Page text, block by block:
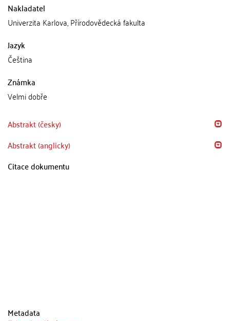
Nakladatel
Univerzita Karlova, Přírodovědecká fakulta
Jazyk
Čeština
Známka
Velmi dobře
Abstrakt (česky)
Abstrakt (anglicky)
Citace dokumentu
Metadata